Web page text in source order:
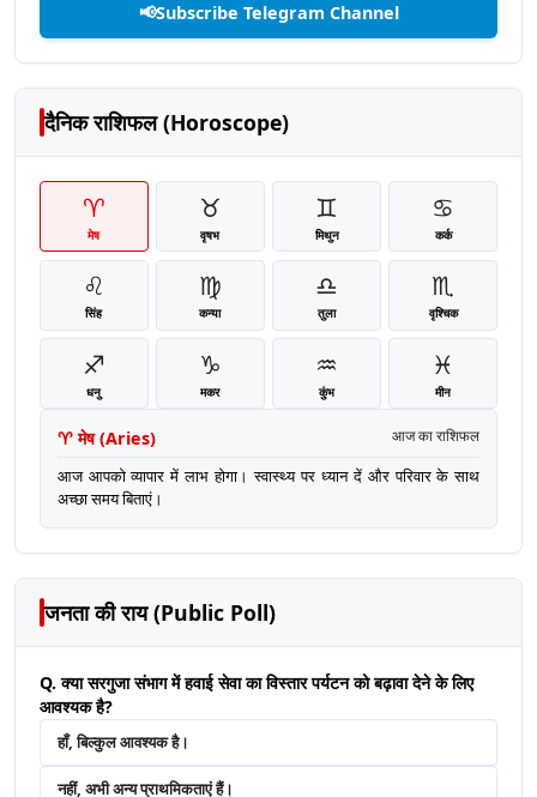
📢Subscribe Telegram Channel
दैनिक राशिफल (Horoscope)
♈
मेष
♉
वृषभ
♊
मिथुन
♋
कर्क
♌
सिंह
♍
कन्या
♎
तुला
♏
वृश्चिक
♐
धनु
♑
मकर
♒
कुंभ
♓
मीन
♈ मेष(Aries) आज का राशिफल
आज आपको व्यापार में लाभ होगा। स्वास्थ्य पर ध्यान दें और परिवार के साथ
अच्छा समय बिताएं।
जनता की राय (Public Poll)
Q. क्या सरगुजा संभाग में हवाई सेवा का विस्तार पर्यटन को बढ़ावा देने के लिए
आवश्यक है?
हाँ, बिल्कुल आवश्यक है।
नहीं, अभी अन्य प्राथमिकताएं हैं।